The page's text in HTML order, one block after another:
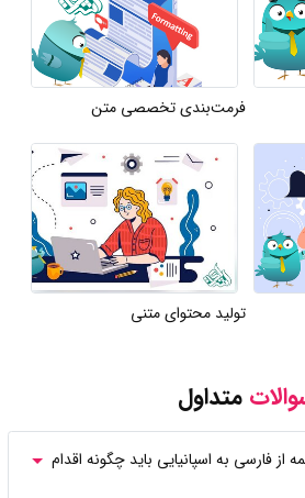
فرمت‌بندی تخصصی متن
تولید محتوای متنی
متداول
فارسی به اسپانیایی باید چگونه اقدام